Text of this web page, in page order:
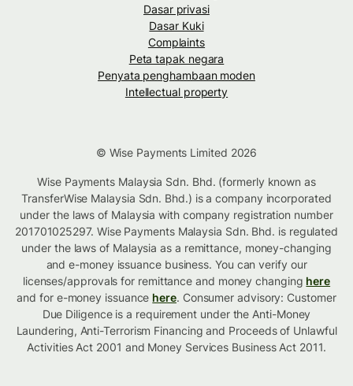
Dasar privasi
Dasar Kuki
Complaints
Peta tapak negara
Penyata penghambaan moden
Intellectual property
© Wise Payments Limited 2026
Wise Payments Malaysia Sdn. Bhd. (formerly known as
TransferWise Malaysia Sdn. Bhd.) is a company incorporated
under the laws of Malaysia with company registration number
201701025297. Wise Payments Malaysia Sdn. Bhd. is regulated
under the laws of Malaysia as a remittance, money-changing
and e-money issuance business. You can verify our
licenses/approvals for remittance and money changing here
and for e-money issuance here. Consumer advisory: Customer
Due Diligence is a requirement under the Anti-Money
Laundering, Anti-Terrorism Financing and Proceeds of Unlawful
Activities Act 2001 and Money Services Business Act 2011.